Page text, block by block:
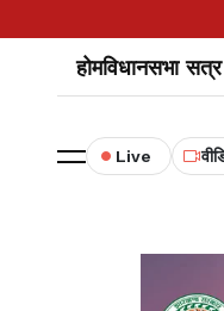
होमविधानसभा
Live